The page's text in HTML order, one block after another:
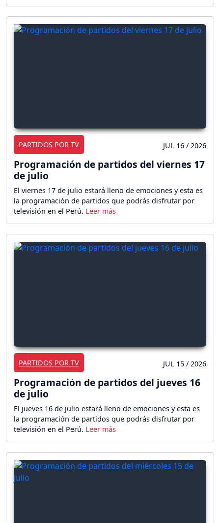
PARTIDOS POR TV JUL 16 / 2026
Programación de partidos del viernes 17
de julio
El viernes 17 de julio estará lleno de emociones y esta es
la programación de partidos que podrás disfrutar por
televisión en el Perú.
PARTIDOS POR TV JUL 15 / 2026
Programación de partidos del jueves 16
de julio
El jueves 16 de julio estará lleno de emociones y esta es
la programación de partidos que podrás disfrutar por
televisión en el Perú.